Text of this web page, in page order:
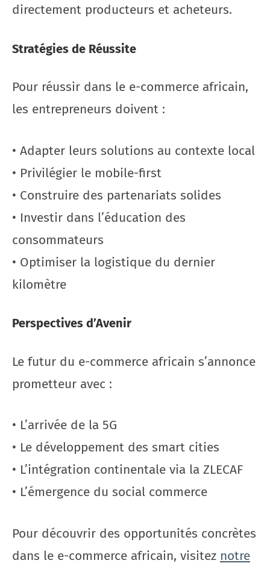
directement producteurs et acheteurs.
Stratégies de Réussite
Pour réussir dans le e-commerce africain,
les entrepreneurs doivent :
• Adapter leurs solutions au contexte local
• Privilégier le mobile-first
• Construire des partenariats solides
• Investir dans l’éducation des
consommateurs
• Optimiser la logistique du dernier
kilomètre
Perspectives d’Avenir
Le futur du e-commerce africain s’annonce
prometteur avec :
• L’arrivée de la 5G
• Le développement des smart cities
• L’intégration continentale via la ZLECAF
• L’émergence du social commerce
Pour découvrir des opportunités concrètes
dans le e-commerce africain, visitez notre